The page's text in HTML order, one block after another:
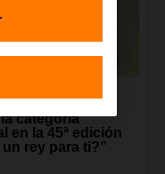
categoría
en la 45ª edición
rey para ti?”